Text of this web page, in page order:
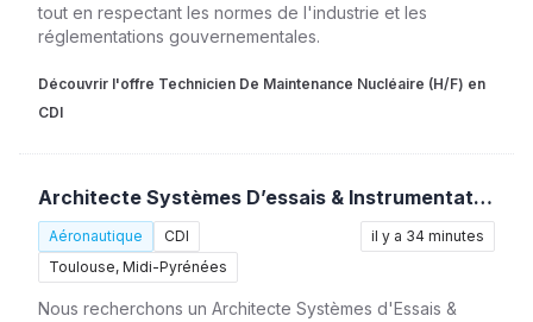
tout en respectant les normes de l'industrie et les
réglementations gouvernementales.
Découvrir l'offre Technicien De Maintenance Nucléaire (H/F) en
CDI
Architecte Systèmes D’essais & Instrumentation Aéronautique (H/F)
Aéronautique
CDI
Toulouse, Midi-Pyrénées
il y a 34 minutes
Nous recherchons un Architecte Systèmes d'Essais &